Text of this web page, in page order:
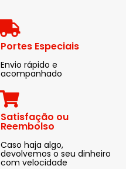
Portes Especiais
Envio rápido e
acompanhado
Satisfação ou
Reembolso
Caso haja algo,
devolvemos o seu dinheiro
com velocidade